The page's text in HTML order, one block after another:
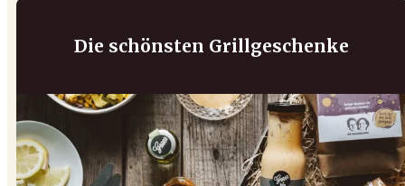
Die schönsten Grillgeschenke